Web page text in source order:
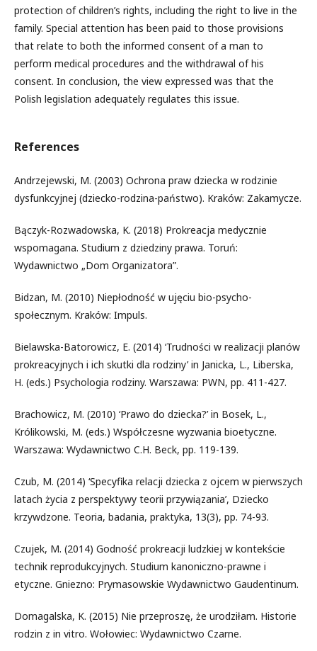
protection of children’s rights, including the right to live in the
family. Special attention has been paid to those provisions
that relate to both the informed consent of a man to
perform medical procedures and the withdrawal of his
consent. In conclusion, the view expressed was that the
Polish legislation adequately regulates this issue.
References
Andrzejewski, M. (2003) Ochrona praw dziecka w rodzinie
dysfunkcyjnej (dziecko-rodzina-państwo). Kraków: Zakamycze.
Bączyk-Rozwadowska, K. (2018) Prokreacja medycznie
wspomagana. Studium z dziedziny prawa. Toruń:
Wydawnictwo „Dom Organizatora”.
Bidzan, M. (2010) Niepłodność w ujęciu bio-psycho-
społecznym. Kraków: Impuls.
Bielawska-Batorowicz, E. (2014) ‘Trudności w realizacji planów
prokreacyjnych i ich skutki dla rodziny’ in Janicka, L., Liberska,
H. (eds.) Psychologia rodziny. Warszawa: PWN, pp. 411-427.
Brachowicz, M. (2010) ‘Prawo do dziecka?’ in Bosek, L.,
Królikowski, M. (eds.) Współczesne wyzwania bioetyczne.
Warszawa: Wydawnictwo C.H. Beck, pp. 119-139.
Czub, M. (2014) ‘Specyfika relacji dziecka z ojcem w pierwszych
latach życia z perspektywy teorii przywiązania’, Dziecko
krzywdzone. Teoria, badania, praktyka, 13(3), pp. 74-93.
Czujek, M. (2014) Godność prokreacji ludzkiej w kontekście
technik reprodukcyjnych. Studium kanoniczno-prawne i
etyczne. Gniezno: Prymasowskie Wydawnictwo Gaudentinum.
Domagalska, K. (2015) Nie przeproszę, że urodziłam. Historie
rodzin z in vitro. Wołowiec: Wydawnictwo Czarne.